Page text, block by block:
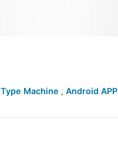
Type Machine , Android APP